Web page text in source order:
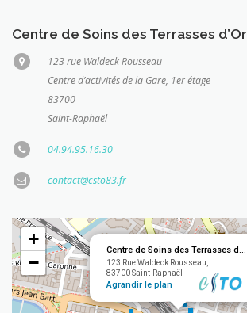
Centre de Soins des Terrasses d’Or
123 rue Waldeck Rousseau
Centre d’activités de la Gare, 1er étage
83700
Saint-Raphaël
04.94.95.16.30
contact@csto83.fr
Centre de Soins des Terrasses d'Or
123 Rue Waldeck Rousseau,
83700 Saint-Raphaël
Agrandir le plan
+
−